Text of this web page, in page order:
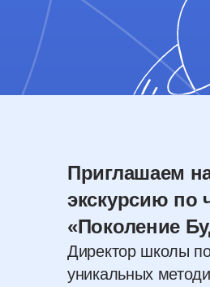
Приглашаем
экскурсию по
«Поколение
Директор школы
уникальных